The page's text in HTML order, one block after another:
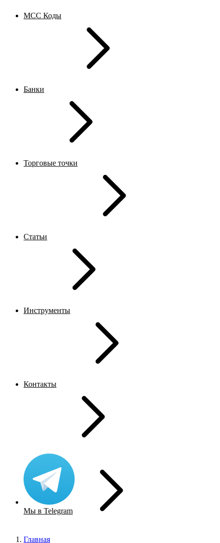
MCC Коды
Банки
Торговые точки
Статьи
Инструменты
Контакты
Мы в Telegram
Главная